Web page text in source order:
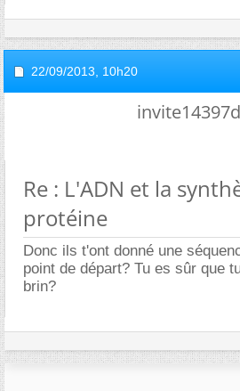
22/09/2013, 10h20
Re : L'ADN et la
protéine
Donc ils t'ont donné une
point de départ? Tu es sûr que
brin?